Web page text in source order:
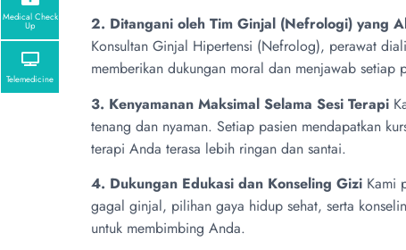
2. Ditangani oleh Tim Ginjal (Nefrologi) yang
Konsultan Ginjal Hipertensi (Nefrolog), perawat
memberikan dukungan moral dan menjawab setiap
3. Kenyamanan Maksimal Selama Sesi Terapi
tenang dan nyaman. Setiap pasien mendapatkan
terapi Anda terasa lebih ringan dan santai.
4. Dukungan Edukasi dan Konseling Gizi Kami
gagal ginjal, pilihan gaya hidup sehat, serta
untuk membimbing Anda.
Medical Check
Up
Telemedicine